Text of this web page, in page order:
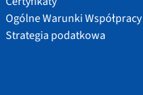
Ogólne Warunki Współpracy
Strategia podatkowa